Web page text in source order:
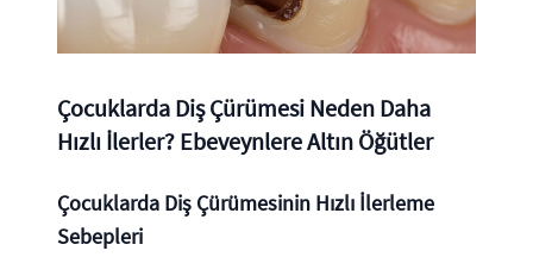
Çocuklarda Diş Çürümesi Neden Daha
Hızlı İlerler? Ebeveynlere Altın Öğütler
Çocuklarda Diş Çürümesinin Hızlı İlerleme
Sebepleri